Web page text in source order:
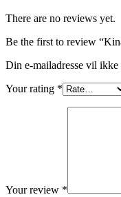
There are no reviews yet.
Be the first to review
Din e-mailadresse vil
Your rating *
Your review *